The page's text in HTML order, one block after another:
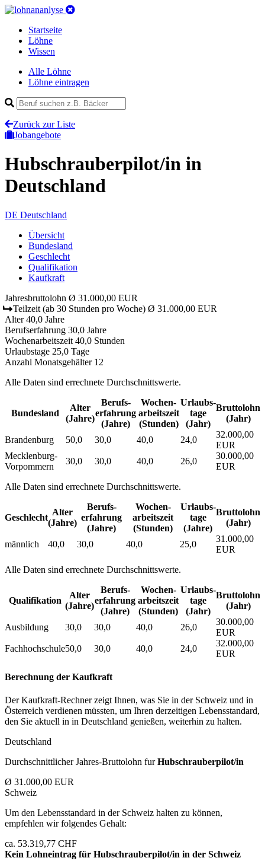
Startseite
Löhne
Wissen
Alle Löhne
Löhne eintragen
Zurück zur Liste
Jobangebote
Hubschrauberpilot/in in
Deutschland
DE Deutschland
Übersicht
Bundesland
Geschlecht
Qualifikation
Kaufkraft
Jahresbruttolohn Ø 31.000,00 EUR
Teilzeit (ab 30 Stunden pro Woche) Ø 31.000,00 EUR
Alter 40,0 Jahre
Berufserfahrung 30,0 Jahre
Wochenarbeitszeit 40,0 Stunden
Urlaubstage 25,0 Tage
Anzahl Monatsgehälter 12
Alle Daten sind errechnete Durchschnittswerte.
Bundesland
Alter
(Jahre)
Berufs­
erfahrung
(Jahre)
Wochen­
arbeitszeit
(Stunden)
Urlaubs­
tage
(Jahr)
Bruttolohn
(Jahr)
Brandenburg 50,0 30,0 40,0 24,0
32.000,00
EUR
Mecklenburg-
Vorpommern
30,0 30,0 40,0 26,0
30.000,00
EUR
Alle Daten sind errechnete Durchschnittswerte.
Geschlecht
Alter
(Jahre)
Berufs­
erfahrung
(Jahre)
Wochen­
arbeitszeit
(Stunden)
Urlaubs­
tage
(Jahre)
Bruttolohn
(Jahr)
männlich 40,0 30,0 40,0 25,0
31.000,00
EUR
Alle Daten sind errechnete Durchschnittswerte.
Qualifikation
Alter
(Jahre)
Berufs­
erfahrung
(Jahre)
Wochen­
arbeitszeit
(Stunden)
Urlaubs­
tage
(Jahr)
Bruttolohn
(Jahr)
Ausbildung 30,0 30,0 40,0 26,0
30.000,00
EUR
Fachhochschule50,0 30,0 40,0 24,0
32.000,00
EUR
Berechnung der Kaufkraft
Der Kaufkraft-Rechner zeigt Ihnen, was Sie in der Schweiz und in
Österreich verdienen müssten, um Ihren derzeitigen Lebensstandard,
den Sie aktuell in in Deutschland genießen, weiterhin zu halten.
Deutschland
Durchschnittlicher Jahres-Bruttolohn furHubschrauberpilot/in
Ø 31.000,00 EUR
Schweiz
Um den Lebensstandard in der Schweiz halten zu können,
empfehlen wir folgendes Gehalt:
ca. 53.319,77 CHF
Kein Lohneintrag für Hubschrauberpilot/in in der Schweiz